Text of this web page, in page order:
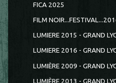
FICA 2025
FILM
LUMIERE 2015 - GRAND
LUMIERE 2016 - GRAND
LUMIÈRE 2009 - GRAND
LUMIÈRE 2013 - GRAND